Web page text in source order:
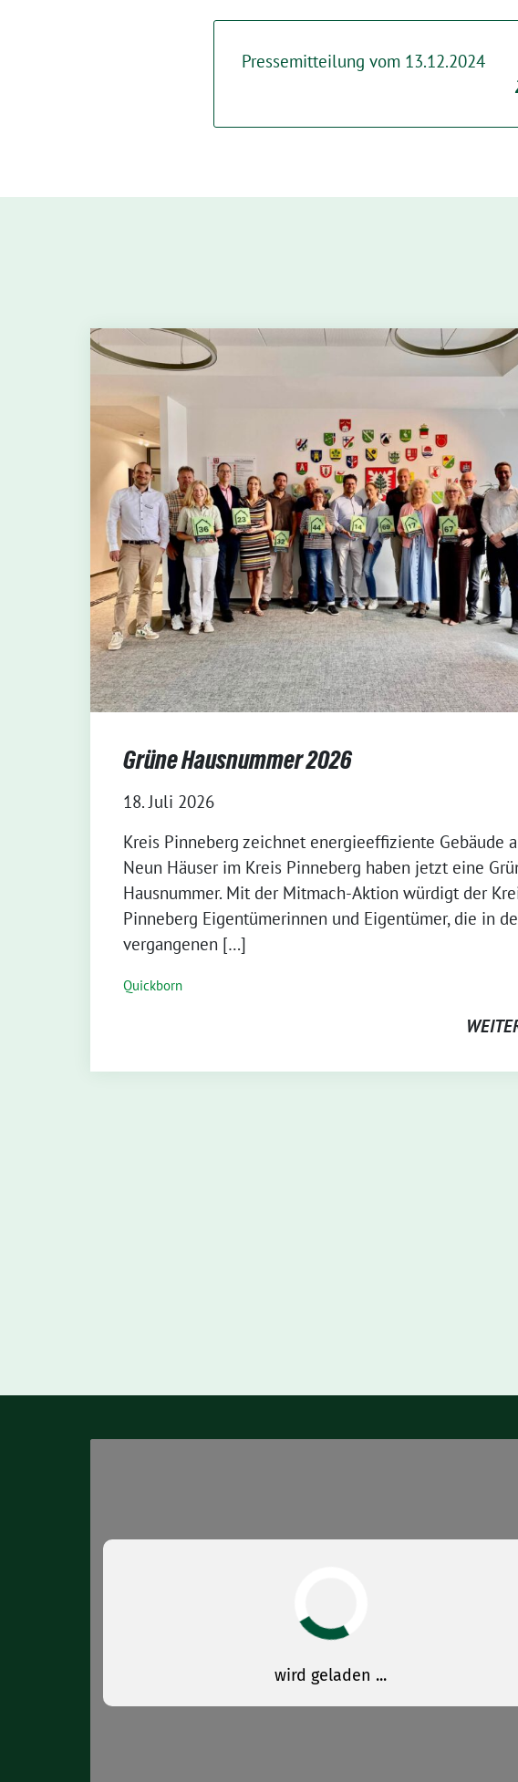
Pressemitteilung vom 13.12.2024
Grüne Hausnummer 2026
18. Juli 2026
Kreis Pinneberg zeichnet energieeffiziente Gebäude
Neun Häuser im Kreis Pinneberg haben jetzt eine
Hausnummer. Mit der Mitmach-Aktion würdigt der
Pinneberg Eigentümerinnen und Eigentümer, die in
vergangenen […]
Quickborn